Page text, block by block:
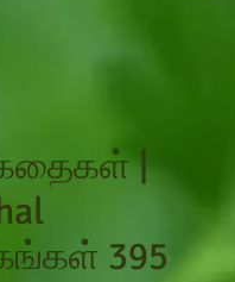
|
395